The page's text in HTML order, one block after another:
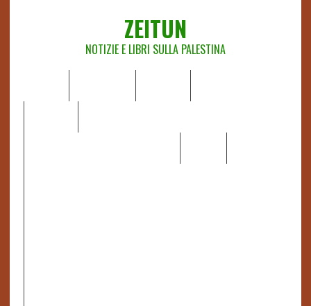
ZEITUN
NOTIZIE E LIBRI SULLA PALESTINA